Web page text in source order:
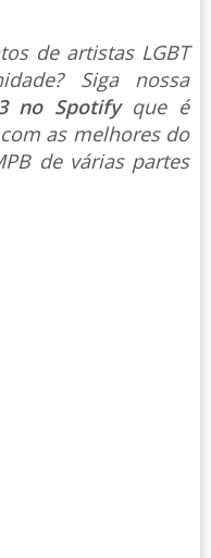
de artistas LGBT
Siga nossa
no Spotify que é
as melhores do
de várias partes